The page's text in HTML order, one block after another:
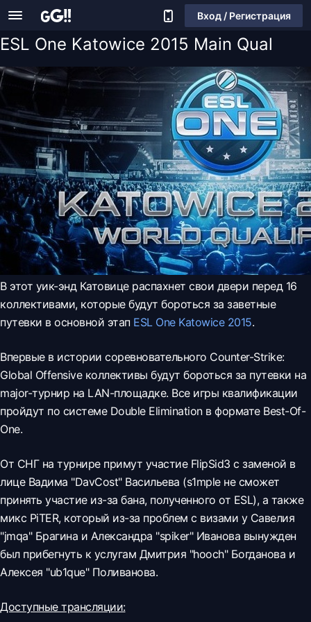
Вход / Регистрация
ESL One Katowice 2015 Main Qual
В этот уик-энд Катовице распахнет свои двери перед 16
коллективами, которые будут бороться за заветные
путевки в основной этап ESL One Katowice 2015.
Впервые в истории соревновательного Counter-Strike:
Global Offensive коллективы будут бороться за путевки на
major-турнир на LAN-площадке. Все игры квалификации
пройдут по системе Double Elimination в формате Best-Of-
One.
От СНГ на турнире примут участие FlipSid3 с заменой в
лице Вадима "DavCost" Васильева (s1mple не сможет
принять участие из-за бана, полученного от ESL), а также
микс PiTER, который из-за проблем с визами у Савелия
"jmqa" Брагина и Александра "spiker" Иванова вынужден
был прибегнуть к услугам Дмитрия "hooch" Богданова и
Алексея "ub1que" Поливанова.
Доступные трансляции: